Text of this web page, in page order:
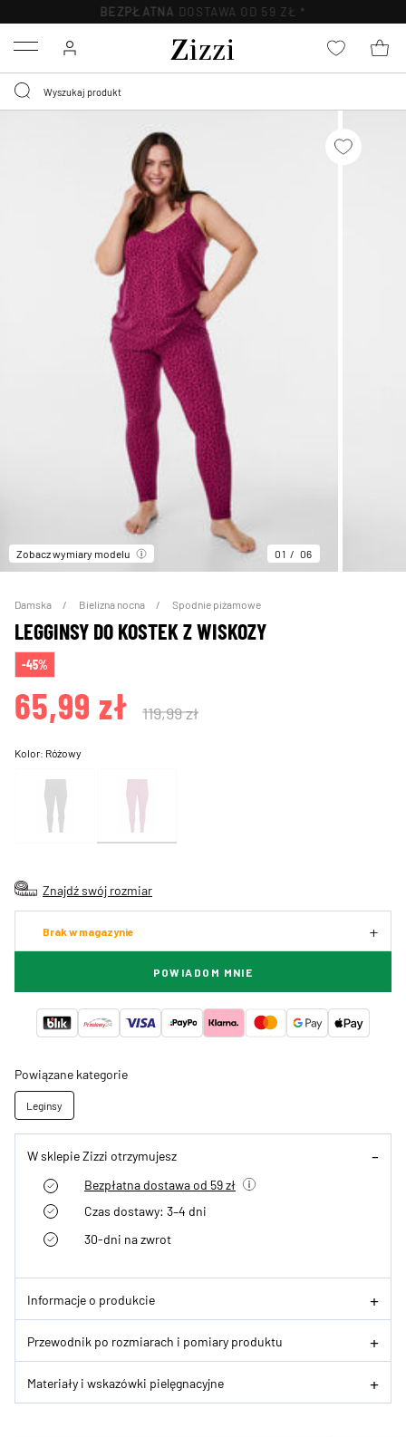
BEZPŁATNA DOSTAWA OD 59 ZŁ *
Menu
Zobacz wymiary modelu 01 06
Damska Bielizna nocna Spodnie piżamowe
LEGGINSY DO KOSTEK Z WISKOZY
-45%
65,99 zł 119,99 zł
Kolor: Różowy
Znajdź swój rozmiar
Brak w magazynie
POWIADOM MNIE
Powiązane kategorie
Leginsy
W sklepie Zizzi otrzymujesz
Bezpłatna dostawa od 59 zł
Czas dostawy: 3–4 dni
30-dni na zwrot
Informacje o produkcie
Przewodnik po rozmiarach i pomiary produktu
Materiały i wskazówki pielęgnacyjne